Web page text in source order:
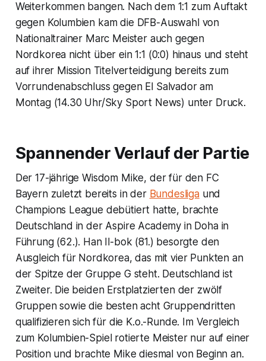
Weiterkommen bangen. Nach dem 1:1 zum Auftakt
gegen Kolumbien kam die DFB-Auswahl von
Nationaltrainer Marc Meister auch gegen
Nordkorea nicht über ein 1:1 (0:0) hinaus und steht
auf ihrer Mission Titelverteidigung bereits zum
Vorrundenabschluss gegen El Salvador am
Montag (14.30 Uhr/Sky Sport News) unter Druck.
Spannender Verlauf der Partie
Der 17-jährige Wisdom Mike, der für den FC
Bayern zuletzt bereits in der Bundesligaund
Champions League debütiert hatte, brachte
Deutschland in der Aspire Academy in Doha in
Führung (62.). Han Il-bok (81.) besorgte den
Ausgleich für Nordkorea, das mit vier Punkten an
der Spitze der Gruppe G steht. Deutschland ist
Zweiter. Die beiden Erstplatzierten der zwölf
Gruppen sowie die besten acht Gruppendritten
qualifizieren sich für die K.o.-Runde. Im Vergleich
zum Kolumbien-Spiel rotierte Meister nur auf einer
Position und brachte Mike diesmal von Beginn an.